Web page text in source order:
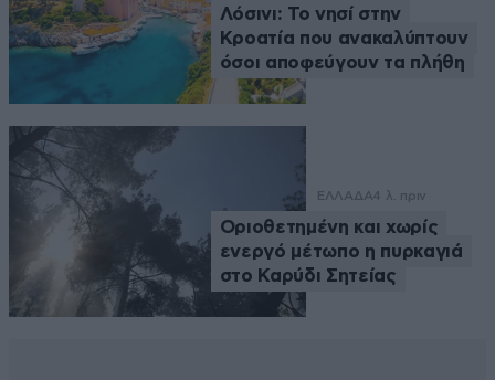
Λόσινι: Το νησί στην
Κροατία που ανακαλύπτουν
όσοι αποφεύγουν τα πλήθη
ΕΛΛΑΔΑ4 λ. πριν
Οριοθετημένη και χωρίς
ενεργό μέτωπο η πυρκαγιά
στο Καρύδι Σητείας